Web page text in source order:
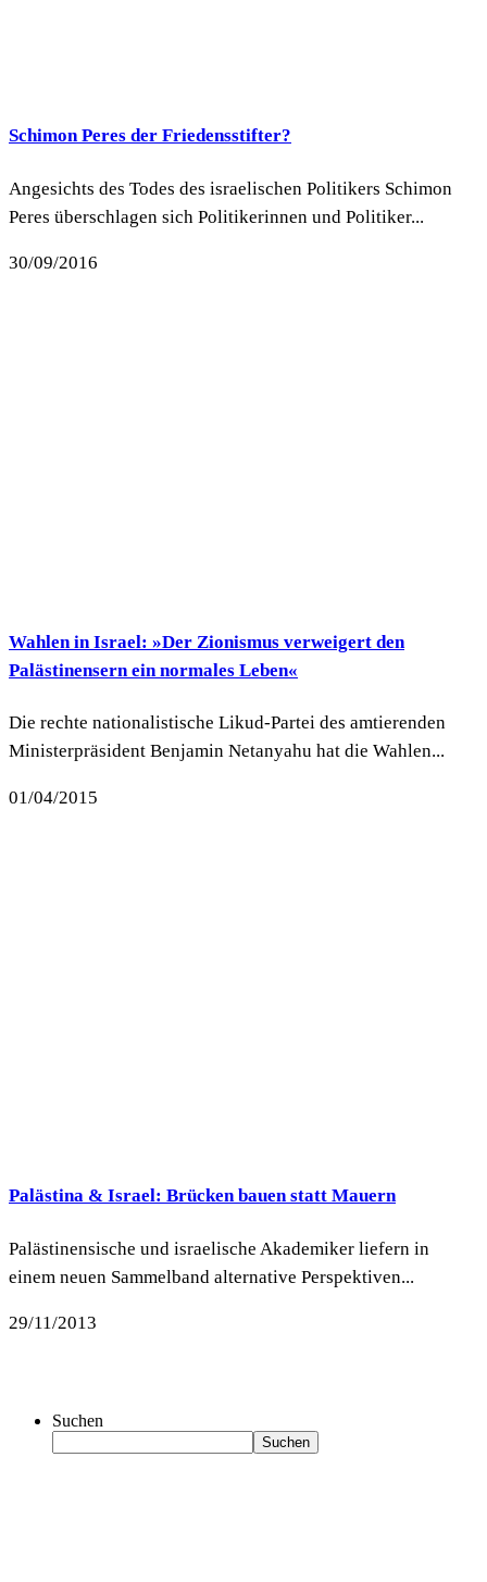
Schimon Peres der Friedensstifter?
Angesichts des Todes des israelischen Politikers Schimon
Peres überschlagen sich Politikerinnen und Politiker...
30/09/2016
Wahlen in Israel: »Der Zionismus verweigert den
Palästinensern ein normales Leben«
Die rechte nationalistische Likud-Partei des amtierenden
Ministerpräsident Benjamin Netanyahu hat die Wahlen...
01/04/2015
Palästina & Israel: Brücken bauen statt Mauern
Palästinensische und israelische Akademiker liefern in
einem neuen Sammelband alternative Perspektiven...
29/11/2013
Suchen
Suchen